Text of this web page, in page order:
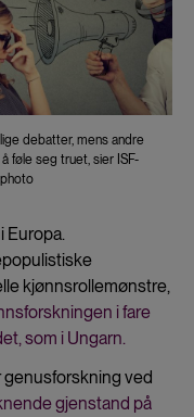
debatter, mens andre
føle seg truet, sier ISF-
Europa.
kjønnsrollemønstre,
i fare
som i Ungarn.
genusforskning ved
gjenstand på